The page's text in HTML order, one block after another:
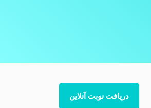
دریافت نوبت آنلاین